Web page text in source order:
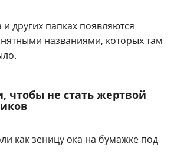
и других папках появляются
названиями, которых там
чтобы не стать жертвой
как зеницу ока на бумажке под